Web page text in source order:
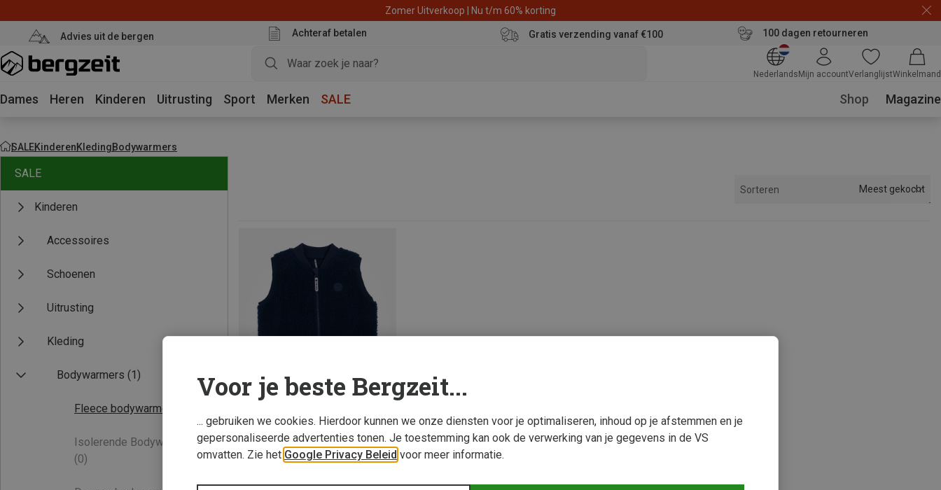
Zomer Uitverkoop | Nu t/m 60% korting
Advies uit de bergen Achteraf betalen Gratis verzending vanaf €100 100 dagen retourneren
Nederlands Mijn accountVerlanglijstWinkelmand
Dames Heren Kinderen Uitrusting Sport Merken SALE Shop Magazine
SALEKinderenKledingBodywarmers
SALE
Kinderen
Accessoires
Schoenen
Uitrusting
Kleding
Bodywarmers (1)
Fleece bodywarmers
Isolerende Bodywarmers
(0)
Sorteren Meest gekocht
Je bespaart 40%
Voor je beste Bergzeit...
... gebruiken we cookies. Hierdoor kunnen we onze diensten voor je optimaliseren, inhoud op je afstemmen en je
gepersonaliseerde advertenties tonen. Je toestemming kan ook de verwerking van je gegevens in de VS
omvatten. Zie het Google Privacy Beleid voor meer informatie.